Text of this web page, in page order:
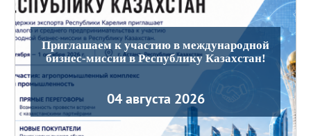
Приглашаем к участию в международной
бизнес-миссии в Республику Казахстан!
04 августа 2026